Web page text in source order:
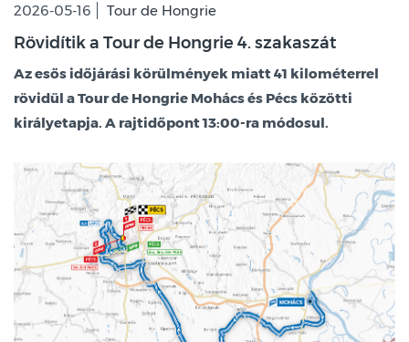
2026-05-16 Tour de Hongrie
Rövidítik a Tour de Hongrie 4. szakaszát
Az esős időjárási körülmények miatt 41 kilométerrel
rövidül a Tour de Hongrie Mohács és Pécs közötti
királyetapja. A rajtidőpont 13:00-ra módosul.